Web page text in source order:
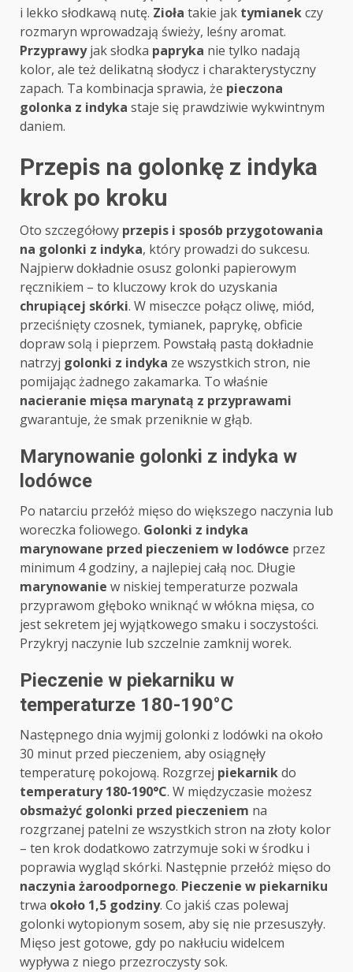
i lekko słodkawą nutę. Zioła takie jak tymianekczy
rozmaryn wprowadzają świeży, leśny aromat.
Przyprawyjak słodka papryka nie tylko nadają
kolor, ale też delikatną słodycz i charakterystyczny
zapach. Ta kombinacja sprawia, że pieczona
golonka z indyka staje się prawdziwie wykwintnym
daniem.
Przepis na golonkę z indyka
krok po kroku
Oto szczegółowy przepis i sposób przygotowania
na golonki z indyka, który prowadzi do sukcesu.
Najpierw dokładnie osusz golonki papierowym
ręcznikiem – to kluczowy krok do uzyskania
chrupiącej skórki. W miseczce połącz oliwę, miód,
przeciśnięty czosnek, tymianek, paprykę, obficie
dopraw solą i pieprzem. Powstałą pastą dokładnie
natrzyj golonki z indyka ze wszystkich stron, nie
pomijając żadnego zakamarka. To właśnie
nacieranie mięsa marynatą z przyprawami
gwarantuje, że smak przeniknie w głąb.
Marynowanie golonki z indyka w
lodówce
Po natarciu przełóż mięso do większego naczynia lub
woreczka foliowego. Golonki z indyka
marynowane przed pieczeniem w lodówce przez
minimum 4 godziny, a najlepiej całą noc. Długie
marynowanie w niskiej temperaturze pozwala
przyprawom głęboko wniknąć w włókna mięsa, co
jest sekretem jej wyjątkowego smaku i soczystości.
Przykryj naczynie lub szczelnie zamknij worek.
Pieczenie w piekarniku w
temperaturze 180-190°C
Następnego dnia wyjmij golonki z lodówki na około
30 minut przed pieczeniem, aby osiągnęły
temperaturę pokojową. Rozgrzej piekarnikdo
temperatury 180-190°C. W międzyczasie możesz
obsmażyć golonki przed pieczeniem na
rozgrzanej patelni ze wszystkich stron na złoty kolor
– ten krok dodatkowo zatrzymuje soki w środku i
poprawia wygląd skórki. Następnie przełóż mięso do
naczynia żaroodpornego. Pieczenie w piekarniku
trwa około 1,5 godziny. Co jakiś czas polewaj
golonki wytopionym sosem, aby się nie przesuszyły.
Mięso jest gotowe, gdy po nakłuciu widelcem
wypływa z niego przezroczysty sok.